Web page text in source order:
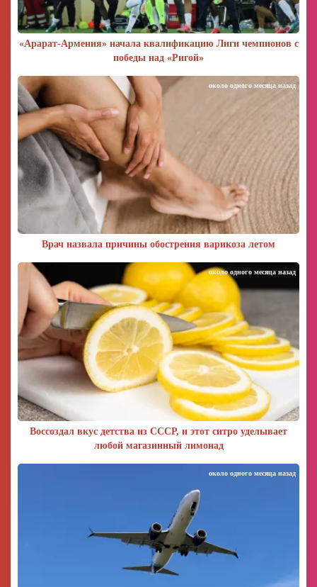
«Арарат‑Армения» начала квалификацию Лиги чемпионов с
победы над «Ригой»
Врач назвала причины обострения варикоза летом
около одного месяца назад
Воссоздал вкус детства из СССР, и этот ситро уделывает
любой магазинный лимонад
около одного месяца назад
около одного месяца назад